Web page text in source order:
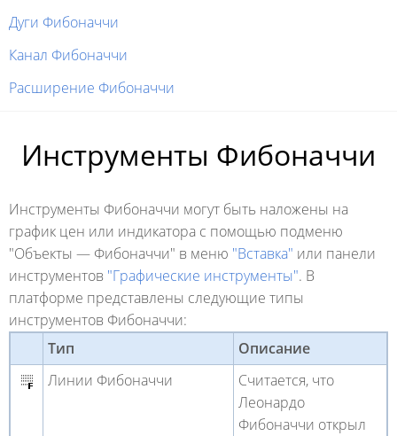
Дуги Фибоначчи
Канал Фибоначчи
Расширение Фибоначчи
Инструменты Фибоначчи
Инструменты Фибоначчи могут быть наложены на
график цен или индикатора с помощью подменю
"Объекты — Фибоначчи" в меню "Вставка" или панели
инструментов "Графические инструменты". В
платформе представлены следующие типы
инструментов Фибоначчи:
Тип
Описание
Линии Фибоначчи
Считается, что
Леонардо
Фибоначчи открыл